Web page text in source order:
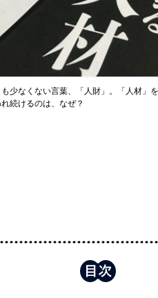
少なくない言葉、「人財」。「人材」
続けるのは、なぜ？